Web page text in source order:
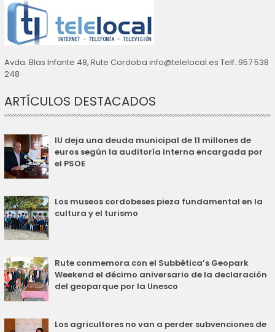
Avda. Blas Infante 48, Rute Cordoba info@telelocal.es Telf.:957 538
248
ARTÍCULOS DESTACADOS
IU deja una deuda municipal de 11 millones de
euros según la auditoría interna encargada por
el PSOE
Los museos cordobeses pieza fundamental en la
cultura y el turismo
Rute conmemora con el Subbética’s Geopark
Weekend el décimo aniversario de la declaración
del geoparque por la Unesco
Los agricultores no van a perder subvenciones de